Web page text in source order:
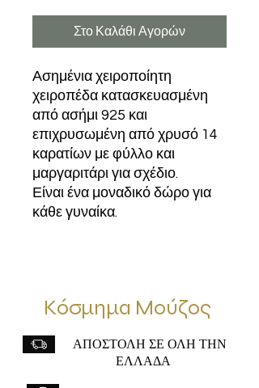
Στο Καλάθι Αγορών
Ασημένια χειροποίητη
χειροπέδα κατασκευασμένη
από ασήμι 925 και
επιχρυσωμένη από χρυσό 14
καρατίων με φύλλο και
μαργαριτάρι για σχέδιο.
Είναι ένα μοναδικό δώρο για
κάθε γυναίκα.
Κόσμημα Μούζος
ΑΠΟΣΤΟΛΗ ΣΕ ΟΛΗ ΤΗΝ
ΕΛΛΑΔΑ